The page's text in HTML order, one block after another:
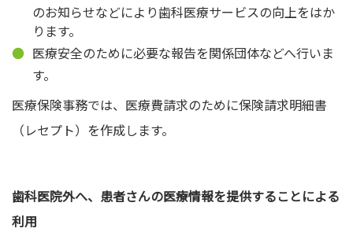
のお知らせなどにより歯科医療サービスの向上をはか
ります。
医療安全のために必要な報告を関係団体などへ行いま
す。
医療保険事務では、医療費請求のために保険請求明細書
（レセプト）を作成します。
歯科医院外へ、患者さんの医療情報を提供することによる
利用